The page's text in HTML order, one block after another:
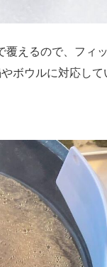
覆えるので、フィ
ボウルに対応して